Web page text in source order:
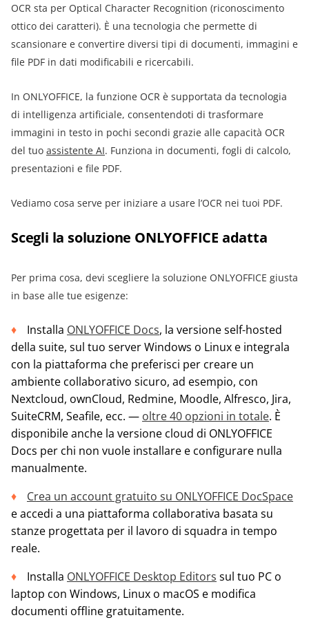
OCR sta per Optical Character Recognition (riconoscimento
ottico dei caratteri). È una tecnologia che permette di
scansionare e convertire diversi tipi di documenti, immagini e
file PDF in dati modificabili e ricercabili.
In ONLYOFFICE, la funzione OCR è supportata da tecnologia
di intelligenza artificiale, consentendoti di trasformare
immagini in testo in pochi secondi grazie alle capacità OCR
del tuo assistente AI. Funziona in documenti, fogli di calcolo,
presentazioni e file PDF.
Vediamo cosa serve per iniziare a usare l’OCR nei tuoi PDF.
Scegli la soluzione ONLYOFFICE adatta
Per prima cosa, devi scegliere la soluzione ONLYOFFICE giusta
in base alle tue esigenze:
Installa ONLYOFFICE Docs, la versione self-hosted
della suite, sul tuo server Windows o Linux e integrala
con la piattaforma che preferisci per creare un
ambiente collaborativo sicuro, ad esempio, con
Nextcloud, ownCloud, Redmine, Moodle, Alfresco, Jira,
SuiteCRM, Seafile, ecc. — oltre 40 opzioni in totale. È
disponibile anche la versione cloud di ONLYOFFICE
Docs per chi non vuole installare e configurare nulla
manualmente.
Crea un account gratuito su ONLYOFFICE DocSpace
e accedi a una piattaforma collaborativa basata su
stanze progettata per il lavoro di squadra in tempo
reale.
Installa ONLYOFFICE Desktop Editors sul tuo PC o
laptop con Windows, Linux o macOS e modifica
documenti offline gratuitamente.